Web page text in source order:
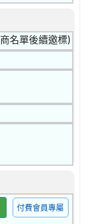
名單後續邀標)
付費會員專屬